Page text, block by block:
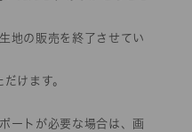
地の販売を終了させてい
けます。
ートが必要な場合は、画